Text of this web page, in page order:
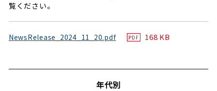
覧ください。
NewsRelease_2024_11_20.pdf PDF 168 KB
年代別